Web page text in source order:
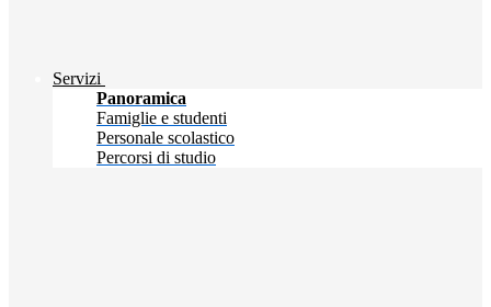
Servizi
Panoramica
Famiglie e studenti
Personale scolastico
Percorsi di studio